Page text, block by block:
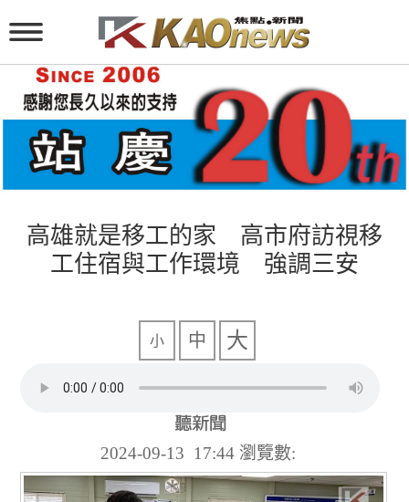
高雄就是移工的家 高市府訪視移
工住宿與工作環境 強調三安
小 中 大
2024-09-13 17:44 瀏覽數: